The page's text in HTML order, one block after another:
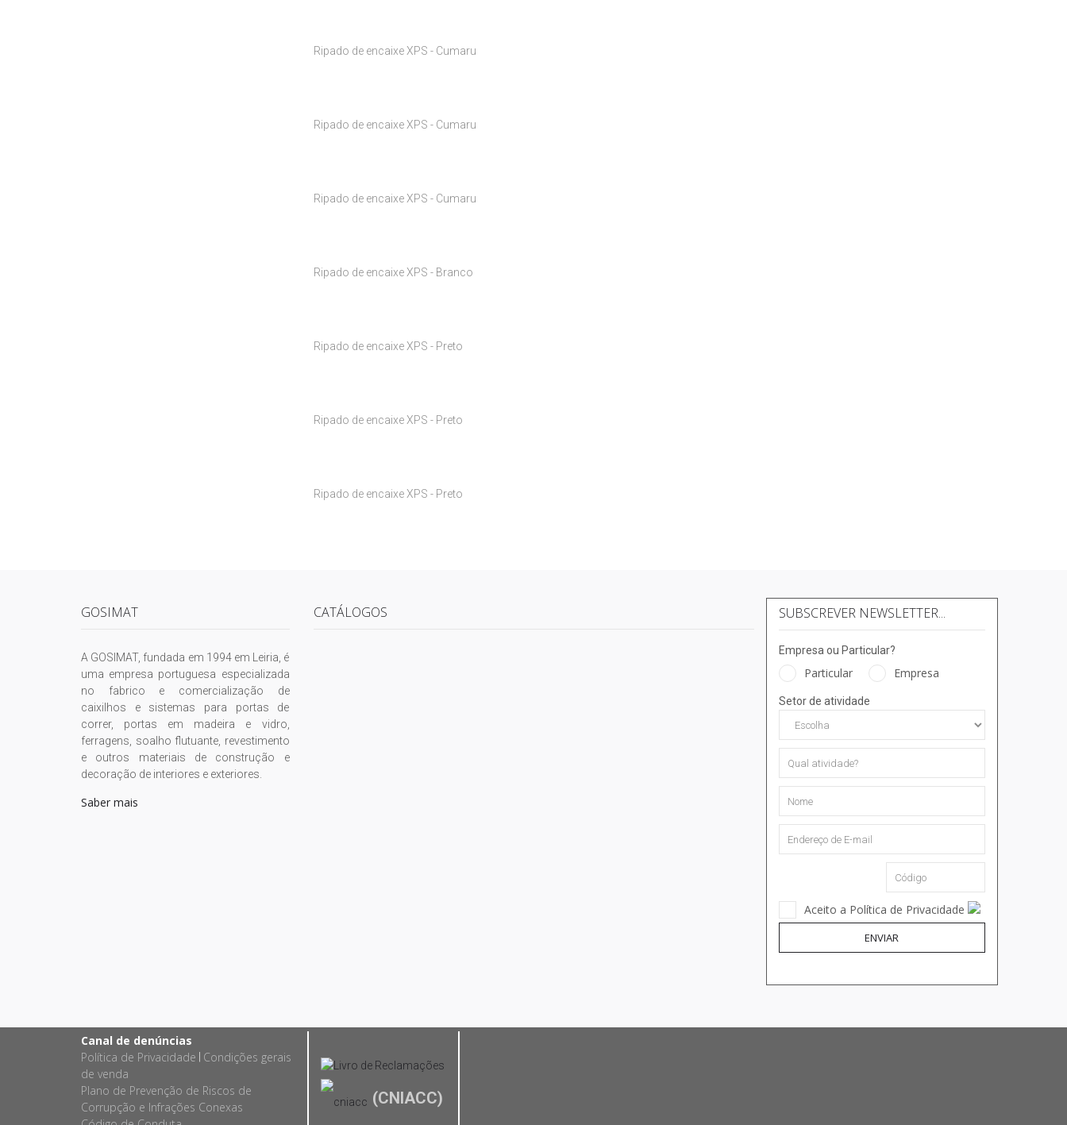
Ripado de encaixe XPS - Cumaru
Ripado de encaixe XPS - Cumaru
Ripado de encaixe XPS - Cumaru
Ripado de encaixe XPS - Branco
Ripado de encaixe XPS - Preto
Ripado de encaixe XPS - Preto
Ripado de encaixe XPS - Preto
GOSIMAT
A GOSIMAT, fundada em 1994 em Leiria, é
uma empresa portuguesa especializada
no fabrico e comercialização de
caixilhos e sistemas para portas de
correr, portas em madeira e vidro,
ferragens, soalho flutuante, revestimento
e outros materiais de construção e
decoração de interiores e exteriores.
Saber mais
CATÁLOGOS SUBSCREVER NEWSLETTER...
Empresa ou Particular?
Particular Empresa
Setor de atividade
Aceito a Política de Privacidade
ENVIAR
Canal de denúncias
Política de Privacidade Condições gerais
de venda
Plano de Prevenção de Riscos de
Corrupção e Infrações Conexas
(CNIACC)